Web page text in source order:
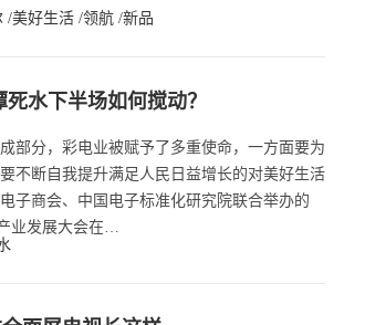
/美好生活 /领航 /新品
水下半场如何搅动？
部分，彩电业被赋予了多重使命，一方面要为
不断自我提升满足人民日益增长的对美好生活
子商会、中国电子标准化研究院联合举办的
业发展大会在…